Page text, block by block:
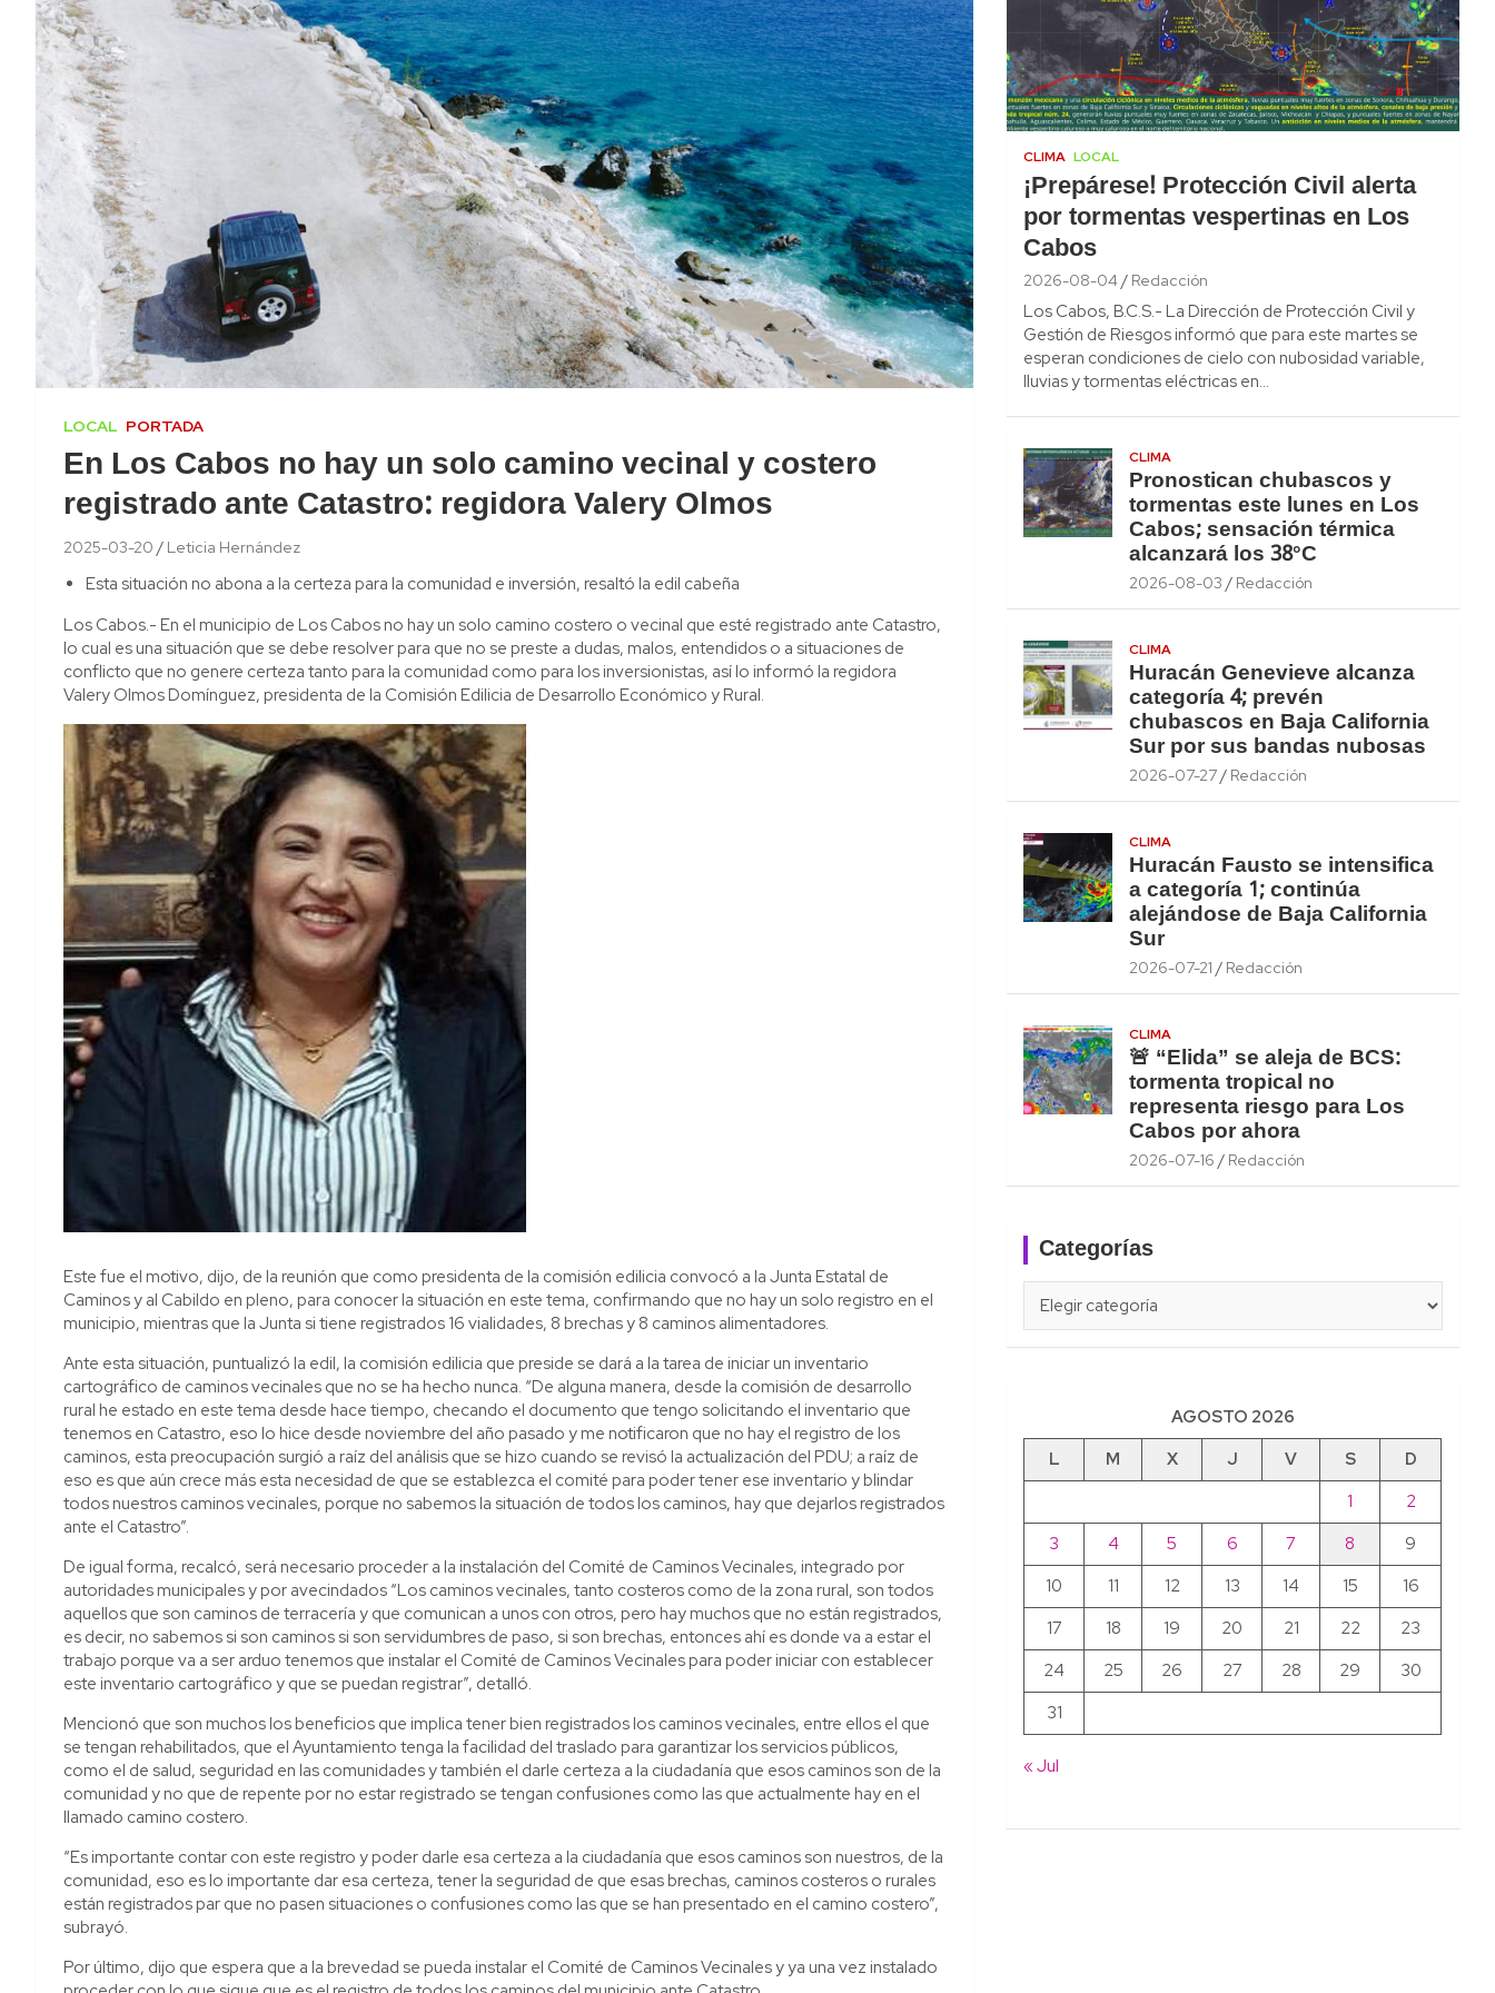
LOCAL PORTADA
En Los Cabos no hay un solo camino vecinal y costero
registrado ante Catastro: regidora Valery Olmos
2025-03-20 Leticia Hernández
Esta situación no abona a la certeza para la comunidad e inversión, resaltó la edil cabeña
Los Cabos.- En el municipio de Los Cabos no hay un solo camino costero o vecinal que esté registrado ante Catastro,
lo cual es una situación que se debe resolver para que no se preste a dudas, malos, entendidos o a situaciones de
conflicto que no genere certeza tanto para la comunidad como para los inversionistas, así lo informó la regidora
Valery Olmos Domínguez, presidenta de la Comisión Edilicia de Desarrollo Económico y Rural.
Este fue el motivo, dijo, de la reunión que como presidenta de la comisión edilicia convocó a la Junta Estatal de
Caminos y al Cabildo en pleno, para conocer la situación en este tema, confirmando que no hay un solo registro en el
municipio, mientras que la Junta si tiene registrados 16 vialidades, 8 brechas y 8 caminos alimentadores.
Ante esta situación, puntualizó la edil, la comisión edilicia que preside se dará a la tarea de iniciar un inventario
cartográfico de caminos vecinales que no se ha hecho nunca. “De alguna manera, desde la comisión de desarrollo
rural he estado en este tema desde hace tiempo, checando el documento que tengo solicitando el inventario que
tenemos en Catastro, eso lo hice desde noviembre del año pasado y me notificaron que no hay el registro de los
caminos, esta preocupación surgió a raíz del análisis que se hizo cuando se revisó la actualización del PDU; a raíz de
eso es que aún crece más esta necesidad de que se establezca el comité para poder tener ese inventario y blindar
todos nuestros caminos vecinales, porque no sabemos la situación de todos los caminos, hay que dejarlos registrados
ante el Catastro”.
De igual forma, recalcó, será necesario proceder a la instalación del Comité de Caminos Vecinales, integrado por
autoridades municipales y por avecindados “Los caminos vecinales, tanto costeros como de la zona rural, son todos
aquellos que son caminos de terracería y que comunican a unos con otros, pero hay muchos que no están registrados,
es decir, no sabemos si son caminos si son servidumbres de paso, si son brechas, entonces ahí es donde va a estar el
trabajo porque va a ser arduo tenemos que instalar el Comité de Caminos Vecinales para poder iniciar con establecer
este inventario cartográfico y que se puedan registrar”, detalló.
Mencionó que son muchos los beneficios que implica tener bien registrados los caminos vecinales, entre ellos el que
se tengan rehabilitados, que el Ayuntamiento tenga la facilidad del traslado para garantizar los servicios públicos,
como el de salud, seguridad en las comunidades y también el darle certeza a la ciudadanía que esos caminos son de la
comunidad y no que de repente por no estar registrado se tengan confusiones como las que actualmente hay en el
llamado camino costero.
“Es importante contar con este registro y poder darle esa certeza a la ciudadanía que esos caminos son nuestros, de la
comunidad, eso es lo importante dar esa certeza, tener la seguridad de que esas brechas, caminos costeros o rurales
están registrados par que no pasen situaciones o confusiones como las que se han presentado en el camino costero”,
subrayó.
Por último, dijo que espera que a la brevedad se pueda instalar el Comité de Caminos Vecinales y ya una vez instalado
CLIMA LOCAL
¡Prepárese! Protección Civil alerta
por tormentas vespertinas en Los
Cabos
2026-08-04 Redacción
Los Cabos, B.C.S.- La Dirección de Protección Civil y
Gestión de Riesgos informó que para este martes se
esperan condiciones de cielo con nubosidad variable,
lluvias y tormentas eléctricas en…
CLIMA
Pronostican chubascos y
tormentas este lunes en Los
Cabos; sensación térmica
alcanzará los 38°C
2026-08-03 Redacción
CLIMA
Huracán Genevieve alcanza
categoría 4; prevén
chubascos en Baja California
Sur por sus bandas nubosas
2026-07-27 Redacción
CLIMA
Huracán Fausto se intensifica
a categoría 1; continúa
alejándose de Baja California
Sur
2026-07-21 Redacción
CLIMA
🚨 “Elida” se aleja de BCS:
tormenta tropical no
representa riesgo para Los
Cabos por ahora
2026-07-16 Redacción
Categorías
AGOSTO 2026
L
M X J V S
D
1
2
3
4 5 6 7 8
9
10
11 12 13 14 15
16
17
18 19 20 21 22
23
24
25 26 27 28 29
30
31
« Jul